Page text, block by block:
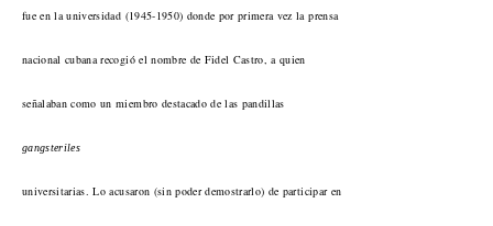
fue en la universidad (1945-1950) donde por primera vez la prensa
nacional cubana recogió el nombre de Fidel Castro, a quien
señalaban como un miembro destacado de las pandillas
gangsteriles
universitarias. Lo acusaron (sin poder demostrarlo) de participar en